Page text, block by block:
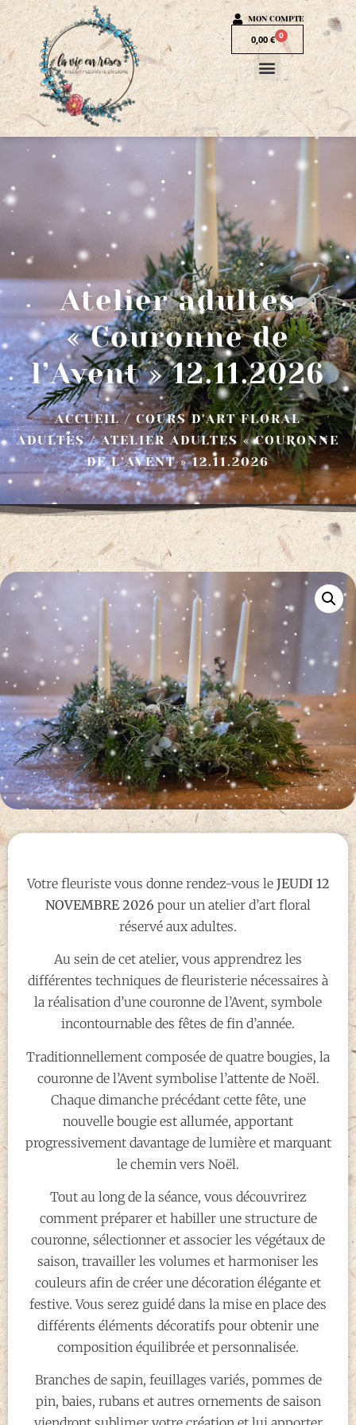
MON COMPTE
0,00 € 0
Atelier adultes
« Couronne de
l’Avent » 12.11.2026
ACCUEIL/COURS D'ART FLORAL
ADULTES/ ATELIER ADULTES « COURONNE
DE L’AVENT » 12.11.2026
Votre fleuriste vous donne rendez-vous le JEUDI 12
NOVEMBRE 2026 pour un atelier d’art floral
réservé aux adultes.
Au sein de cet atelier, vous apprendrez les
différentes techniques de fleuristerie nécessaires à
la réalisation d’une couronne de l’Avent, symbole
incontournable des fêtes de fin d’année.
Traditionnellement composée de quatre bougies, la
couronne de l’Avent symbolise l’attente de Noël.
Chaque dimanche précédant cette fête, une
nouvelle bougie est allumée, apportant
progressivement davantage de lumière et marquant
le chemin vers Noël.
Tout au long de la séance, vous découvrirez
comment préparer et habiller une structure de
couronne, sélectionner et associer les végétaux de
saison, travailler les volumes et harmoniser les
couleurs afin de créer une décoration élégante et
festive. Vous serez guidé dans la mise en place des
différents éléments décoratifs pour obtenir une
composition équilibrée et personnalisée.
Branches de sapin, feuillages variés, pommes de
pin, baies, rubans et autres ornements de saison